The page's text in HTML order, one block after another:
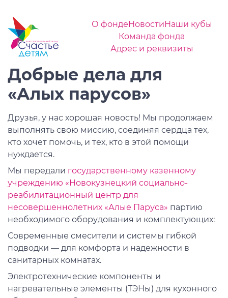
О фондеНовостиНаши кубы
Команда фонда
Адрес и реквизиты
Добрые дела для
«Алых парусов»
Друзья, у нас хорошая новость! Мы продолжаем
выполнять свою миссию, соединяя сердца тех,
кто хочет помочь, и тех, кто в этой помощи
нуждается.
Мы передали государственному казенному
учреждению «Новокузнецкий социально-
реабилитационный центр для
несовершеннолетних «Алые Паруса» партию
необходимого оборудования и комплектующих:
Современные смесители и системы гибкой
подводки — для комфорта и надежности в
санитарных комнатах.
Электротехнические компоненты и
нагревательные элементы (ТЭНы) для кухонного